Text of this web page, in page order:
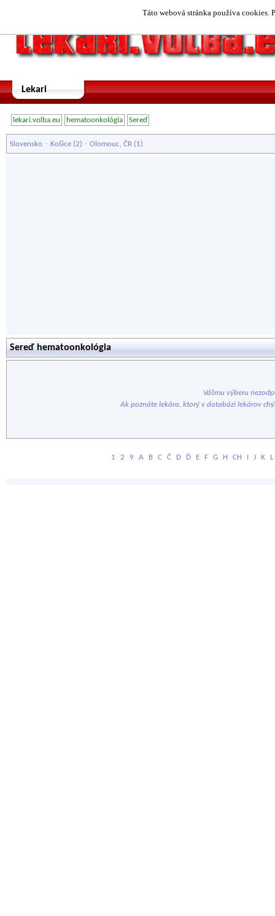
Táto webová stránka používa cookies.
Lekari
lekari.volba.eu hematoonkológia Sereď
Slovensko - Košice (2) - Olomouc, ČR (1)
Sereď hematoonkológia
Vášmu výberu
Ak poznáte lekára, ktorý v databázi lekárov
1 2 9 A B C Č D Ď E F G H CH I J K L